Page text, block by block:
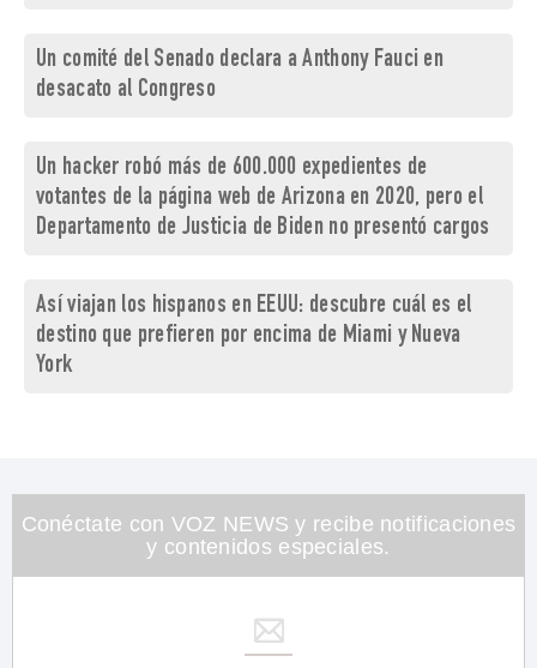
Un comité del Senado declara a Anthony Fauci en
desacato al Congreso
Un hacker robó más de 600.000 expedientes de
votantes de la página web de Arizona en 2020, pero el
Departamento de Justicia de Biden no presentó cargos
Así viajan los hispanos en EEUU: descubre cuál es el
destino que prefieren por encima de Miami y Nueva
York
Conéctate con VOZ NEWS y recibe notificaciones
y contenidos especiales.